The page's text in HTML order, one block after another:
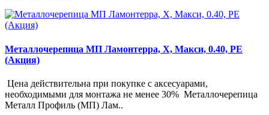
Металлочерепица МП Ламонтерра, X, Макси, 0.40, PE
(Акция)
Цена действительна при покупке с аксесуарами,
необходимыми для монтажа не менее 30% Металлочерепица
Металл Профиль (МП) Лам..